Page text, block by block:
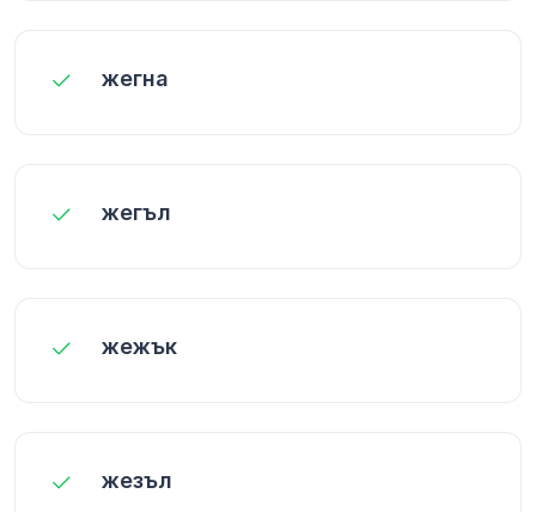
жегна
жегъл
жежък
жезъл